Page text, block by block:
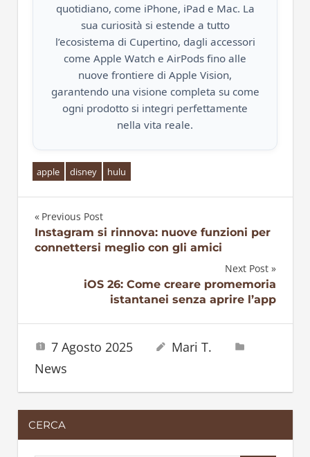
quotidiano, come iPhone, iPad e Mac. La
sua curiosità si estende a tutto
l’ecosistema di Cupertino, dagli accessori
come Apple Watch e AirPods fino alle
nuove frontiere di Apple Vision,
garantendo una visione completa su come
ogni prodotto si integri perfettamente
nella vita reale.
apple disney hulu
Navigazione
Previous Post
Instagram si rinnova: nuove funzioni per
connettersi meglio con gli amici
Next Post
iOS 26: Come creare promemoria
istantanei senza aprire l’app
7 Agosto 2025
Mari T.
News
CERCA